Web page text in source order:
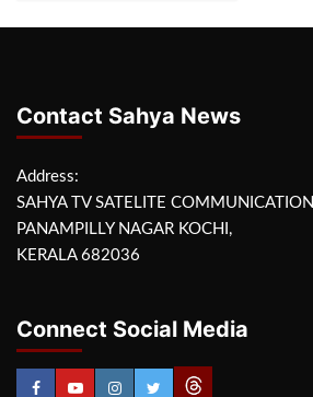
Contact Sahya News
Address:
SAHYA TV SATELITE COMMUNICATION
PANAMPILLY NAGAR KOCHI,
KERALA 682036
Connect Social Media